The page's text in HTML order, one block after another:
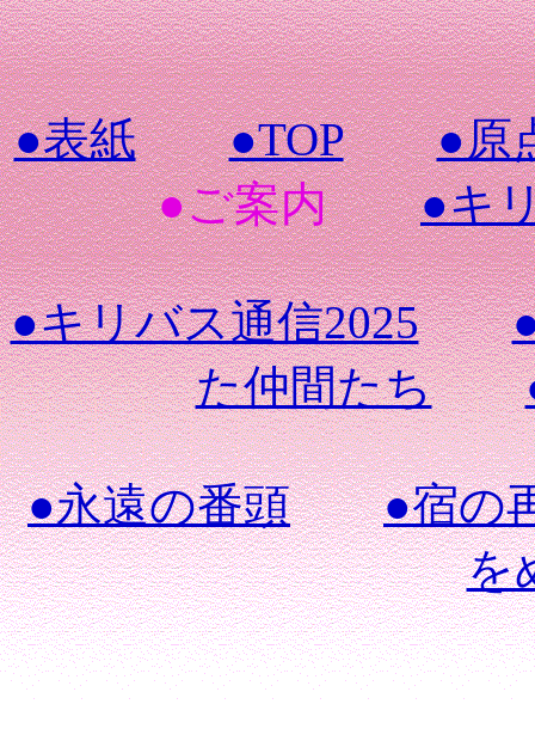
●表紙 ●TOP
●原
●ご案内
●キ
●キリバス通信2025
た仲間たち
●永遠の番頭
●宿の
を